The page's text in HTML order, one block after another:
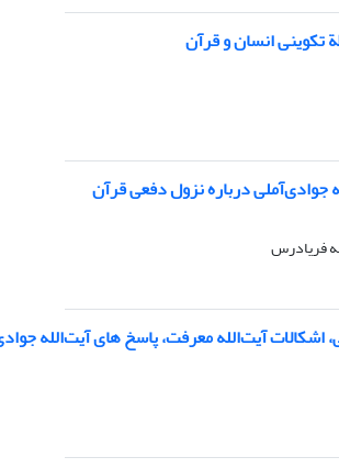
تکوینی انسان و قرآن
جوادی‌آملی درباره نزول دفعی قرآن
فریادرس
اشکالات آیت‌الله معرفت، پاسخ های آیت‌الله